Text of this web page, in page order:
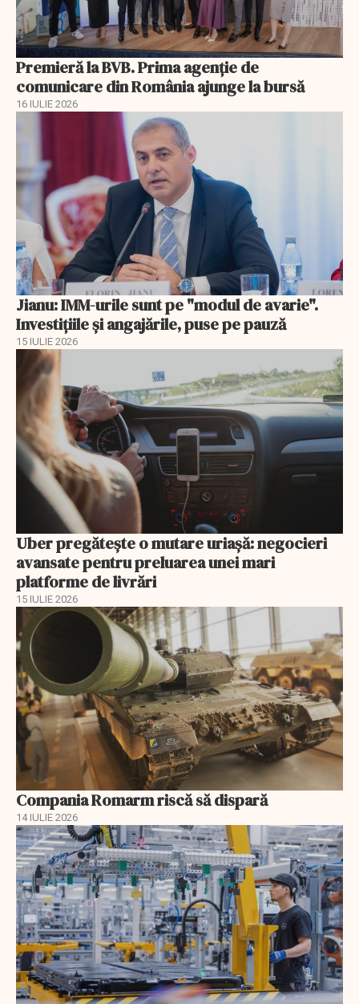
Premieră la BVB. Prima agenție de
comunicare din România ajunge la bursă
16 IULIE 2026
Jianu: IMM-urile sunt pe "modul de avarie".
Investițiile și angajările, puse pe pauză
15 IULIE 2026
Uber pregătește o mutare uriașă: negocieri
avansate pentru preluarea unei mari
platforme de livrări
15 IULIE 2026
Compania Romarm riscă să dispară
14 IULIE 2026